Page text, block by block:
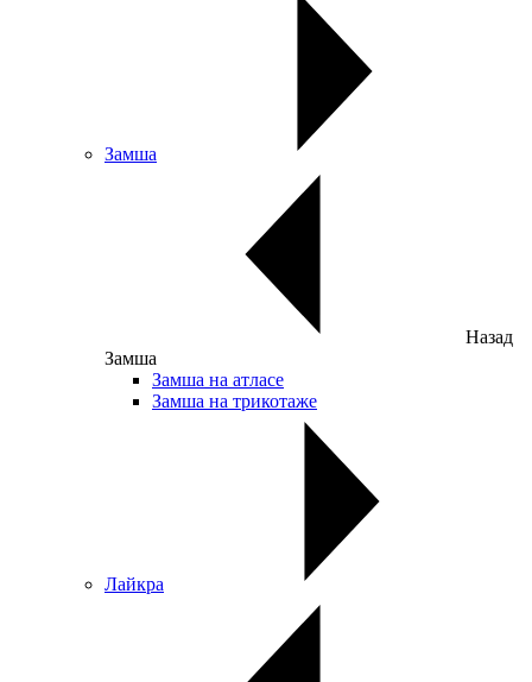
Замша
Назад
Замша
Замша на атласе
Замша на трикотаже
Лайкра